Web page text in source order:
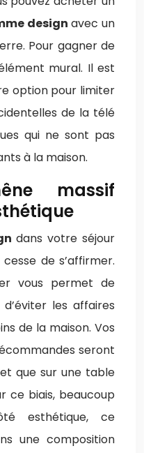
designavec un
Pour gagner de
mural. Il est
option pour limiter
de la télé
qui ne sont pas
à la maison.
massif
dans votre séjour
de s’affirmer.
vous permet de
les affaires
de la maison. Vos
seront
que sur une table
ce biais, beaucoup
esthétique, ce
une composition